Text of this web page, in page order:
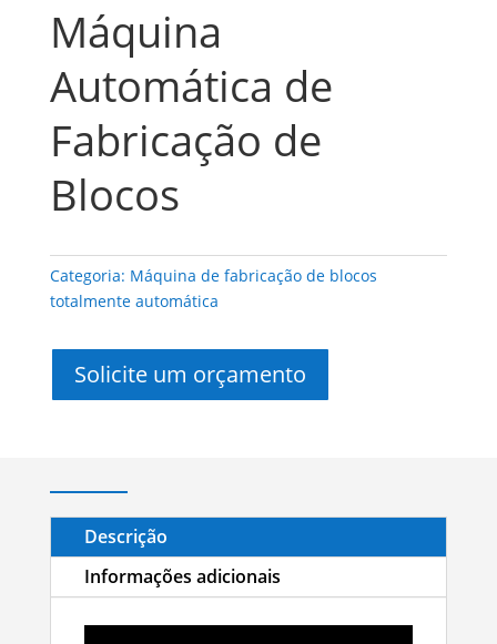
Máquina
Automática de
Fabricação de
Blocos
Categoria: Máquina de fabricação de blocos
totalmente automática
Solicite um orçamento
Descrição
Informações adicionais